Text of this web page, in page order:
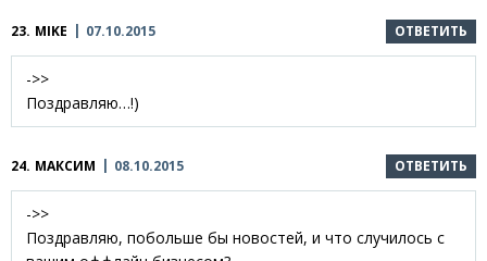
23. MIKE 07.10.2015 ОТВЕТИТЬ
->>
Поздравляю…!)
24. МАКСИМ 08.10.2015 ОТВЕТИТЬ
->>
Поздравляю, побольше бы новостей, и что случилось с